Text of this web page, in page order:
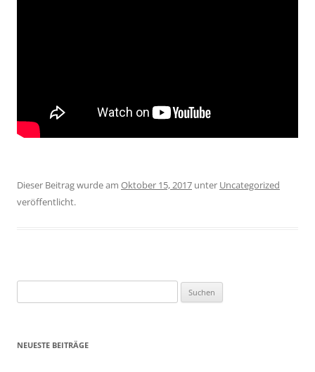
Dieser Beitrag wurde am Oktober 15, 2017 unter Uncategorized
veröffentlicht.
nach:
NEUESTE BEITRÄGE